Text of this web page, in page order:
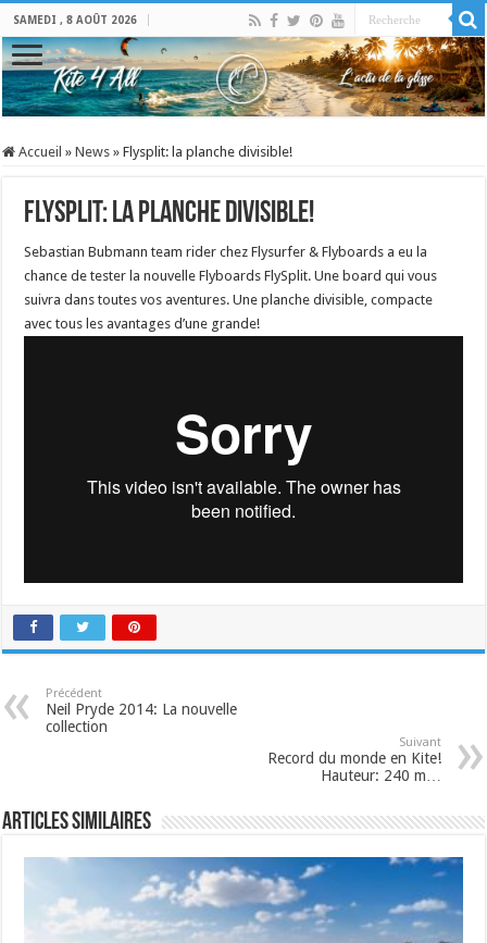
SAMEDI , 8 AOÛT 2026
Accueil » News » Flysplit: la planche divisible!
Flysplit: la planche divisible!
Sebastian Bubmann team rider chez Flysurfer & Flyboards a eu la
chance de tester la nouvelle Flyboards FlySplit. Une board qui vous
suivra dans toutes vos aventures. Une planche divisible, compacte
avec tous les avantages d’une grande!
Précédent
Neil Pryde 2014: La nouvelle
collection
Suivant
Record du monde en Kite!
Hauteur: 240 m…
Articles similaires